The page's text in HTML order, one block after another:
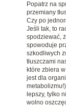
Popatrz na
przemiany
Czy po
Jeśli tak, to
spodziewać,
spowoduje
szkodliwych
tłuszczami
które zbiera
jest dla
lepszy, tylko
wolno